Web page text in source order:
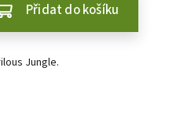
Přidat do košíku
Jungle.